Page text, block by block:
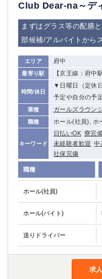
Club Dear-na～デ
まずはグラス等の配膳
部候補/アルバイトから
エリア 府中
最寄り駅 【京王線：府中
時間/休日
▼日曜日（定休
予定や自分の予
業種 ガールズラウン
職種 ホール(社員), ホ
キーワード
日払いOK 寮完
未経験者歓迎 中
社保完備
職種
ホール(社員)
ホール(バイト)
送りドライバー
求
蒲田
①六本木 ②西麻布
赤羽
蒲田東口
立川（南口）
中野
府中
ひばりヶ丘（北口）
吉祥寺（南口／公園口）
自由が丘
四谷
下北沢・経堂
成増駅徒歩3分の好立地！
①歌舞伎町 ②新宿 ③
①銀座 ②新橋
蒲田(西口)